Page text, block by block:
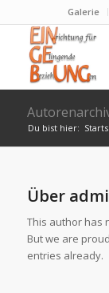
Galerie
Du bist hier:
Über
This author has
But we are
entries already.